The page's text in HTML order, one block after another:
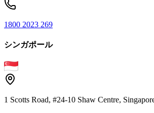
1800 2023 269
シンガポール
1 Scotts Road, #24-10 Shaw Centre,